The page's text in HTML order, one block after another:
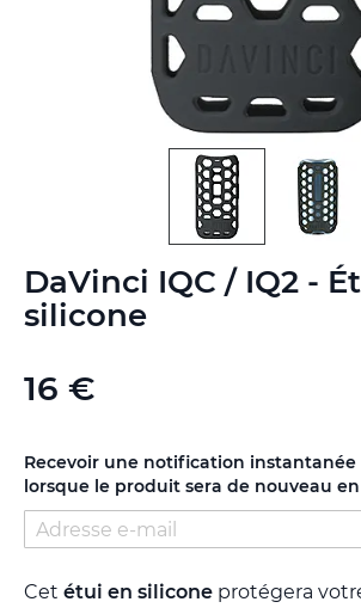
DaVinci IQC / IQ2 -
silicone
16 €
Recevoir une notification instantanée
lorsque le produit sera de nouveau
Cet étui en silicone protégera
to
the
beginning
the
images